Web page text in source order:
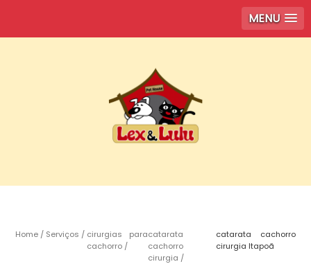
MENU
Home Serviços
cirurgias para
cachorro
catarata
cachorro
cirurgia
catarata cachorro
cirurgia Itapoã